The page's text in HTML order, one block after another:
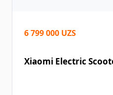
6 799 000 UZS
Xiaomi Electric